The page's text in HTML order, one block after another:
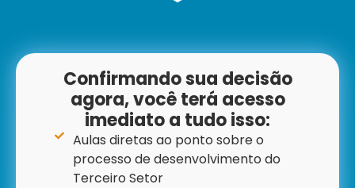
Confirmando sua decisão
agora, você terá acesso
imediato a tudo isso:
Aulas diretas ao ponto sobre o
processo de desenvolvimento do
Terceiro Setor